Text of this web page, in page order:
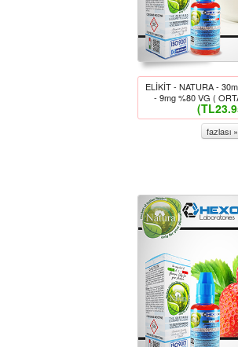
ELİKİT - NATURA -
- 9mg %80 VG (
fazlası »